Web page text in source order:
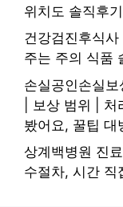
위치도 솔직후
건강검진후식
주는 주의 식품
손실공인손실
| 보상 범위 |
봤어요, 꿀팁 대
상계백병원 진
수절차, 시간 직